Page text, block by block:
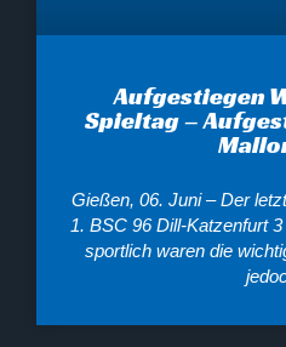
Aufgestiegen
Spieltag –
Gießen, 06. Juni – Der
1. BSC 96 Dill-Katzenfurt
sportlich waren die